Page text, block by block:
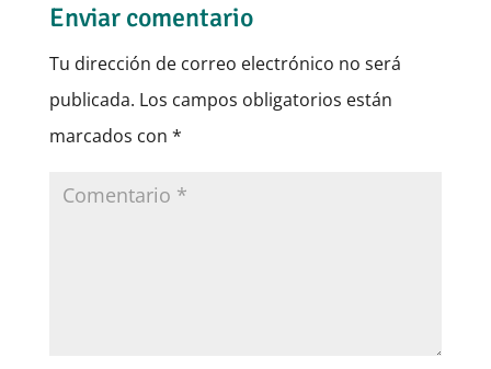
Enviar comentario
Tu dirección de correo electrónico no será
publicada. Los campos obligatorios están
marcados con *